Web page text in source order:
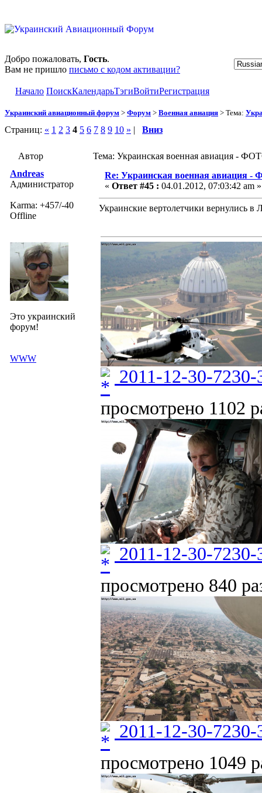
Добро пожаловать, Гость.
Вам не пришло письмо с кодом активации?
Начало ПоискКалендарьТэгиВойтиРегистрация
Украинский авиационный форум > Форум > Военная авиация > Тема:
Страниц: « 1 2 3 4 5 6 7 8 9 10 » | Вниз
Автор
Тема: Украинская военная авиация -
Andreas
Администратор
Karma: +457/-40
Offline
Это украинский
форум!
WWW
Re: Украинская военная авиация -
« Ответ #45 : 04.01.2012, 07:03:42 am »
Украинские вертолетчики вернулись
2011-12-30-
просмотрено 1102
2011-12-30-
просмотрено 840
2011-12-30-
просмотрено 1049